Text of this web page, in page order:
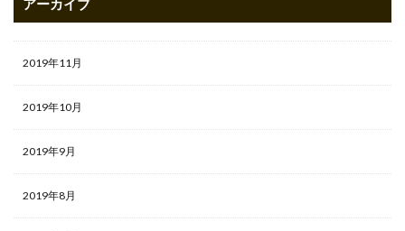
アーカイブ
2019年11月
2019年10月
2019年9月
2019年8月